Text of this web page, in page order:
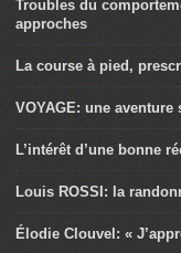
Troubles du
approches
La course à pied,
VOYAGE: une aventure
L’intérêt d’une bonne
Louis ROSSI: la
Élodie Clouvel: «